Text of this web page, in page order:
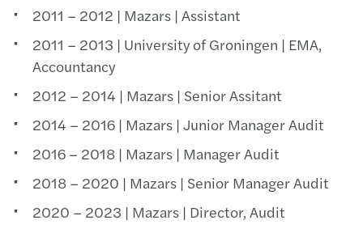
2011 – 2012 | Mazars | Assistant
2011 – 2013 | University of Groningen | EMA,
Accountancy
2012 – 2014 | Mazars | Senior Assitant
2014 – 2016 | Mazars | Junior Manager Audit
2016 – 2018 | Mazars | Manager Audit
2018 – 2020 | Mazars | Senior Manager Audit
2020 – 2023 | Mazars | Director, Audit